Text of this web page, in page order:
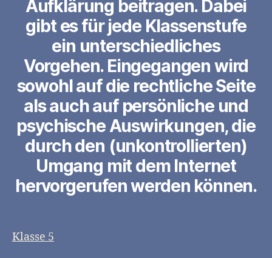
Aufklärung beitragen. Dabei
gibt es für jede Klassenstufe
ein unterschiedliches
Vorgehen. Eingegangen wird
sowohl auf die rechtliche Seite
als auch auf persönliche und
psychische Auswirkungen, die
durch den (unkontrollierten)
Umgang mit dem Internet
hervorgerufen werden können.
Klasse 5